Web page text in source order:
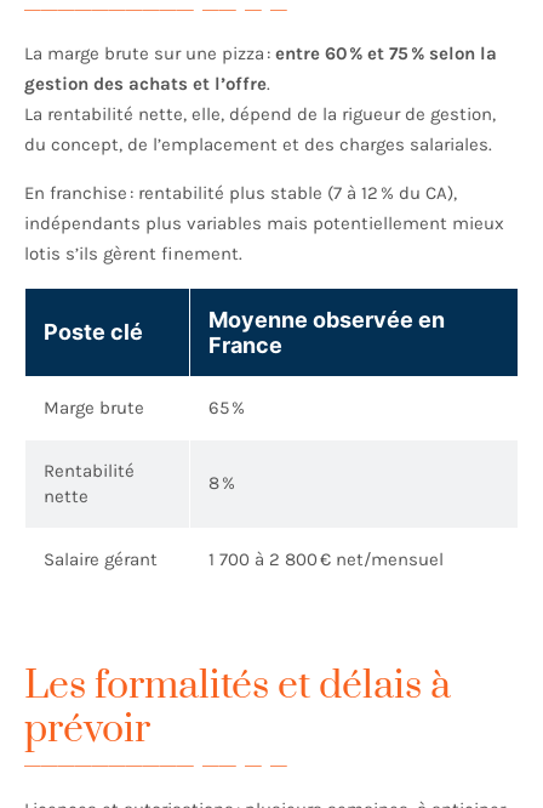
La marge brute sur une pizza : entre 60 % et 75 % selon la
gestion des achats et l’offre.
La rentabilité nette, elle, dépend de la rigueur de gestion,
du concept, de l’emplacement et des charges salariales.
En franchise : rentabilité plus stable (7 à 12 % du CA),
indépendants plus variables mais potentiellement mieux
lotis s’ils gèrent finement.
Poste clé
Moyenne observée en
France
Marge brute 65 %
Rentabilité
nette
8 %
Salaire gérant 1 700 à 2 800 € net/mensuel
Les formalités et délais à
prévoir